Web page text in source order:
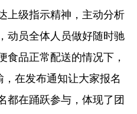
上级指示精神，主动分析
动员全体人员做好随时驰
食品正常配送的情况下，
，在发布通知让大家报名
都在踊跃参与，体现了团